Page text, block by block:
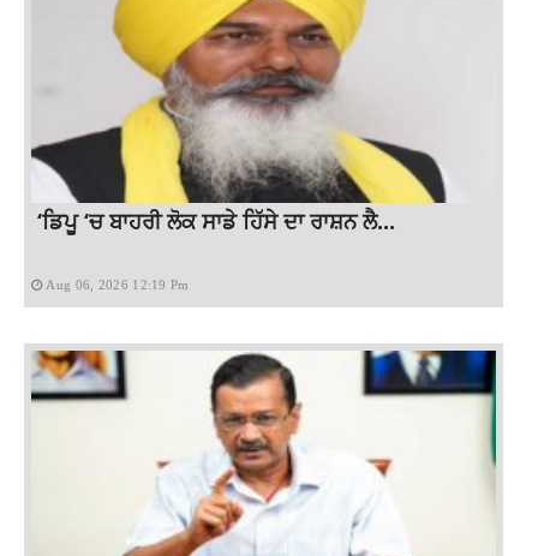
‘ਡਿਪੂ ‘ਚ ਬਾਹਰੀ ਲੋਕ ਸਾਡੇ ਹਿੱਸੇ ਦਾ ਰਾਸ਼ਨ ਲੈ...
Aug 06, 2026 12:19 Pm